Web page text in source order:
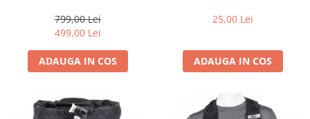
799,00 Lei
499,00 Lei
ADAUGA IN COS
25,00 Lei
ADAUGA IN COS